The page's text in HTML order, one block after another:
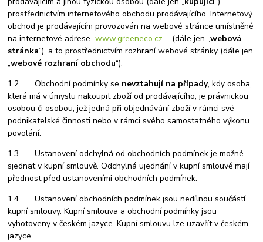
prostřednictvím internetového obchodu prodávajícího. Internetový
obchod je prodávajícím provozován na webové stránce umístněné
na internetové adresewww.greeneco.cz (dále jen „webová
stránka“), a to prostřednictvím rozhraní webové stránky (dále jen
„webové rozhraní obchodu“).
1.2. Obchodní podmínky se nevztahují na případy, kdy osoba,
která má v úmyslu nakoupit zboží od prodávajícího, je právnickou
osobou či osobou, jež jedná při objednávání zboží v rámci své
podnikatelské činnosti nebo v rámci svého samostatného výkonu
povolání.
1.3. Ustanovení odchylná od obchodních podmínek je možné
sjednat v kupní smlouvě. Odchylná ujednání v kupní smlouvě mají
přednost před ustanoveními obchodních podmínek.
1.4. Ustanovení obchodních podmínek jsou nedílnou součástí
kupní smlouvy. Kupní smlouva a obchodní podmínky jsou
vyhotoveny v českém jazyce. Kupní smlouvu lze uzavřít v českém
jazyce.